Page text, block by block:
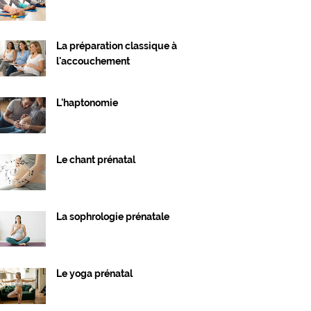
La préparation classique à
l'accouchement
L'haptonomie
Le chant prénatal
La sophrologie prénatale
Le yoga prénatal